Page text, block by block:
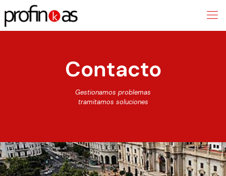
Contacto
Gestionamos problemas
tramitamos soluciones